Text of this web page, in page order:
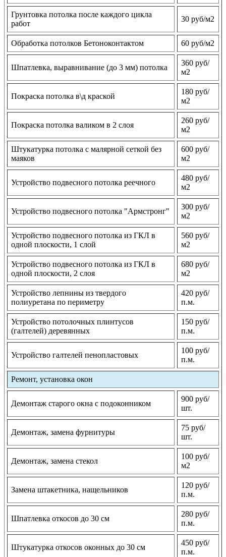
Грунтовка потолка после каждого цикла
работ
30 руб/м2
Обработка потолков Бетоноконтактом 60 руб/м2
Шпатлевка, выравнивание (до 3 мм) потолка
360 руб/
м2
Покраска потолка в\д краской
180 руб/
м2
Покраска потолка валиком в 2 слоя
260 руб/
м2
Штукатурка потолка с малярной сеткой без
маяков
600 руб/
м2
Устройство подвесного потолка реечного
480 руб/
м2
Устройство подвесного потолка "Армстронг"
300 руб/
м2
Устройство подвесного потолка из ГКЛ в
одной плоскости, 1 слой
560 руб/
м2
Устройство подвесного потолка из ГКЛ в
одной плоскости, 2 слоя
680 руб/
м2
Устройство лепнины из твердого
полиуретана по периметру
420 руб/
п.м.
Устройство потолочных плинтусов
(галтелей) деревянных
150 руб/
п.м.
Устройство галтелей пенопластовых
100 руб/
п.м.
Ремонт, установка окон
Демонтаж старого окна с подоконником
900 руб/
шт.
Демонтаж, замена фурнитуры
75 руб/
шт.
Демонтаж, замена стекол
100 руб/
м2
Замена штакетника, нащельников
120 руб/
п.м.
Шпатлевка откосов до 30 см
280 руб/
п.м.
Штукатурка откосов оконных до 30 см
450 руб/
п.м.